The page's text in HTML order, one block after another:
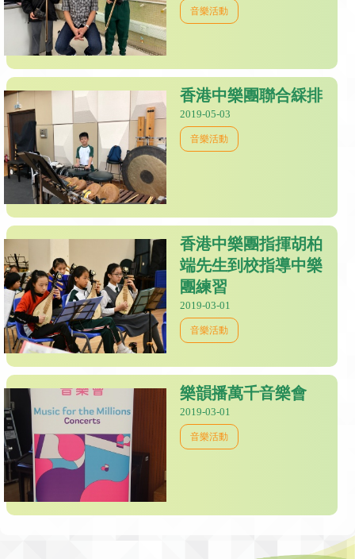
音樂活動
香港中樂團聯合綵排
2019-05-03
音樂活動
香港中樂團指揮胡柏
端先生到校指導中樂
團練習
2019-03-01
音樂活動
樂韻播萬千音樂會
2019-03-01
音樂活動